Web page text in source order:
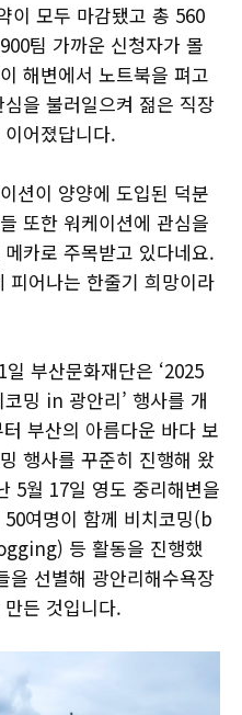
이 모두 마감됐고 총 560
팀 가까운 신청자가 몰
해변에서 노트북을 펴고
을 불러일으켜 젊은 직장
어졌답니다.
션이 양양에 도입된 덕분
또한 워케이션에 관심을
카로 주목받고 있다네요.
피어나는 한줄기 희망이라
부산문화재단은 ‘2025
밍 in 광안리’ 행사를 개
부산의 아름다운 바다 보
행사를 꾸준히 진행해 왔
5월 17일 영도 중리해변을
여명이 함께 비치코밍(b
등 활동을 진행했
을 선별해 광안리해수욕장
든 것입니다.